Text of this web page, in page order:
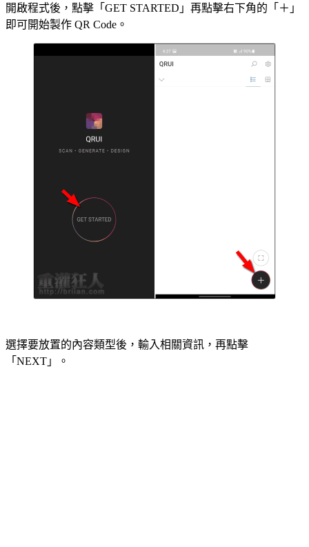
開啟程式後，點擊「GET STARTED」再點擊右下角的「＋」
即可開始製作 QR Code。
選擇要放置的內容類型後，輸入相關資訊，再點擊
「NEXT」。